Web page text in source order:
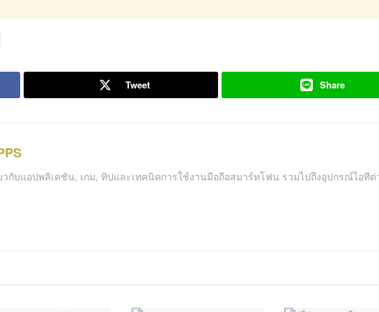
Tweet Share
วกับแอปพลิเคชัน, เกม, ทิปและเทคนิคการใช้งานมือถือสมาร์ทโฟน รวมไปถึงอุปกรณ์ไอทีต่